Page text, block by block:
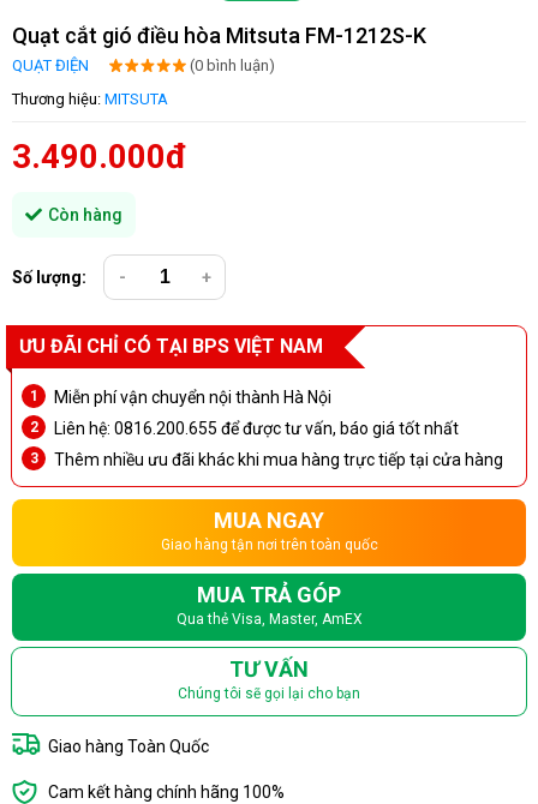
Quạt cắt gió điều hòa Mitsuta FM-1212S-K
QUẠT ĐIỆN
(0 bình luận)
Thương hiệu: MITSUTA
3.490.000đ
Còn hàng
Số lượng: - +
ƯU ĐÃI CHỈ CÓ TẠI BPS VIỆT NAM
Miễn phí vận chuyển nội thành Hà Nội
Liên hệ: 0816.200.655 để được tư vấn, báo giá tốt nhất
Thêm nhiều ưu đãi khác khi mua hàng trực tiếp tại cửa hàng
MUA NGAY
Giao hàng tận nơi trên toàn quốc
MUA TRẢ GÓP
Qua thẻ Visa, Master, AmEX
TƯ VẤN
Chúng tôi sẽ gọi lại cho bạn
Giao hàng Toàn Quốc
Cam kết hàng chính hãng 100%